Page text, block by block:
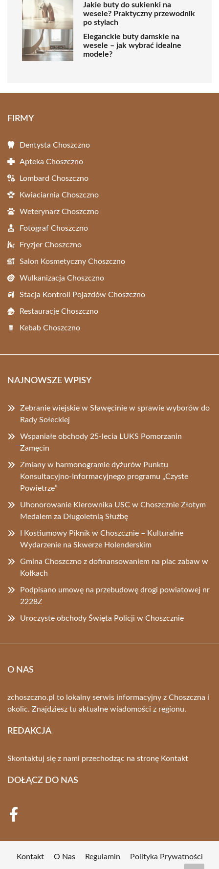
Jakie buty do sukienki na
wesele? Praktyczny przewodnik
po stylach
Eleganckie buty damskie na
wesele – jak wybrać idealne
modele?
FIRMY
Dentysta Choszczno
Apteka Choszczno
Lombard Choszczno
Kwiaciarnia Choszczno
Weterynarz Choszczno
Fotograf Choszczno
Fryzjer Choszczno
Salon Kosmetyczny Choszczno
Wulkanizacja Choszczno
Stacja Kontroli Pojazdów Choszczno
Restauracje Choszczno
Kebab Choszczno
NAJNOWSZE WPISY
Zebranie wiejskie w Sławęcinie w sprawie wyborów do
Rady Sołeckiej
Wspaniałe obchody 25-lecia LUKS Pomorzanin
Zamęcin
Zmiany w harmonogramie dyżurów Punktu
Konsultacyjno-Informacyjnego programu „Czyste
Powietrze”
Uhonorowanie Kierownika USC w Choszcznie Złotym
Medalem za Długoletnią Służbę
I Kostiumowy Piknik w Choszcznie – Kulturalne
Wydarzenie na Skwerze Holenderskim
Gmina Choszczno z dofinansowaniem na plac zabaw w
Kołkach
Podpisano umowę na przebudowę drogi powiatowej nr
2228Z
Uroczyste obchody Święta Policji w Choszcznie
O NAS
zchoszczno.pl to lokalny serwis informacyjny z Choszczna i
okolic. Znajdziesz tu aktualne wiadomości z regionu.
REDAKCJA
Skontaktuj się z nami przechodząc na stronę Kontakt
DOŁĄCZ DO NAS
Kontakt O Nas Regulamin Polityka Prywatności